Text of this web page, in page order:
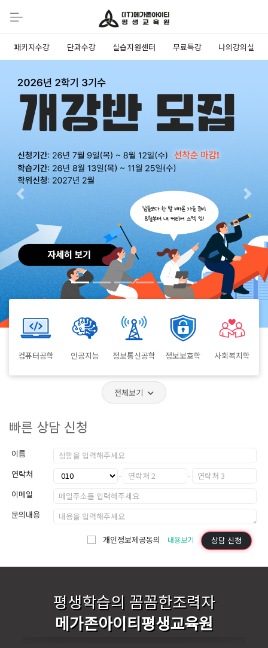
패키지수강 단과수강 실습지원센터 무료특강 나의강의실
Previous Next
컴퓨터공학 인공지능 정보통신공학 정보보호학 사회복지학
전체보기
빠른 상담 신청
이름
연락처
이메일
문의내용
개인정보제공동의 내용보기 상담 신청
평생학습의 꼼꼼한조력자
메가존아이티평생교육원